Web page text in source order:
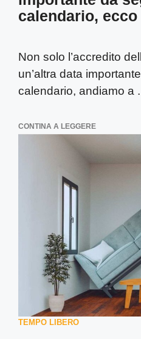
calendario, ecco
Non solo l’accredito
un’altra data
calendario, andiamo a
CONTINA A LEGGERE
TEMPO LIBERO